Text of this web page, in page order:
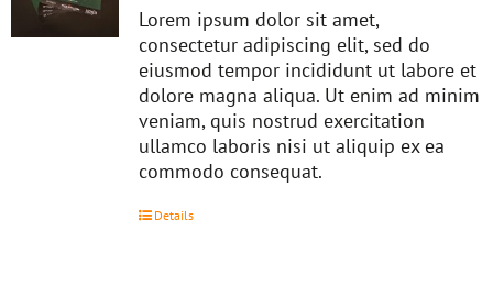
Lorem ipsum dolor sit amet,
consectetur adipiscing elit, sed do
eiusmod tempor incididunt ut labore et
dolore magna aliqua. Ut enim ad minim
veniam, quis nostrud exercitation
ullamco laboris nisi ut aliquip ex ea
commodo consequat.
Details